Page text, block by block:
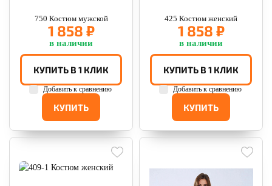
750 Костюм мужской
1 858 ₽
в наличии
КУПИТЬ
КУПИТЬ В 1 КЛИК
Добавить к сравнению
425 Костюм женский
1 858 ₽
в наличии
КУПИТЬ
КУПИТЬ В 1 КЛИК
Добавить к сравнению